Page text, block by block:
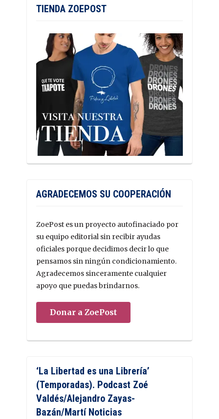
TIENDA ZOEPOST
AGRADECEMOS SU COOPERACIÓN
ZoePost es un proyecto autofinaciado por
su equipo editorial sin recibir ayudas
oficiales porque decidimos decir lo que
pensamos sin ningún condicionamiento.
Agradecemos sinceramente cualquier
apoyo que puedas brindarnos.
Donar a ZoePost
‘La Libertad es una Librería’
(Temporadas). Podcast Zoé
Valdés/Alejandro Zayas-
Bazán/Martí Noticias